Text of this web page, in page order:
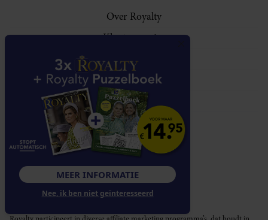
Over Royalty
Klantenservice
Abonnementen
Contact
Adverteren
VOLG ONS
MEER INFORMATIE
Nee, ik ben niet geïnteresseerd